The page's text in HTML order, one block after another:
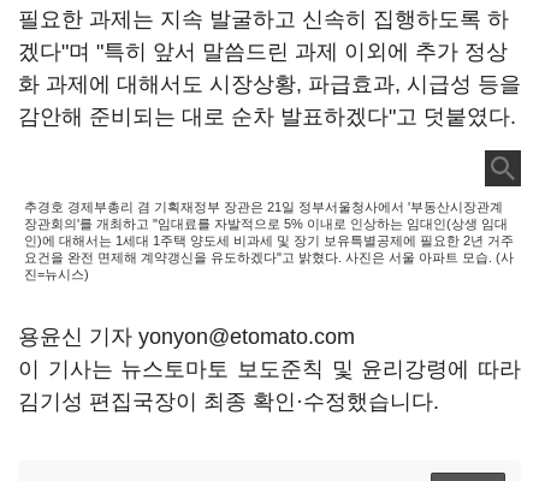
필요한 과제는 지속 발굴하고 신속히 집행하도록 하
겠다"며 "특히 앞서 말씀드린 과제 이외에 추가 정상
화 과제에 대해서도 시장상황, 파급효과, 시급성 등을
감안해 준비되는 대로 순차 발표하겠다"고 덧붙였다.
추경호 경제부총리 겸 기획재정부 장관은 21일 정부서울청사에서 '부동산시장관계
장관회의'를 개최하고 "임대료를 자발적으로 5% 이내로 인상하는 임대인(상생 임대
인)에 대해서는 1세대 1주택 양도세 비과세 및 장기 보유특별공제에 필요한 2년 거주
요건을 완전 면제해 계약갱신을 유도하겠다"고 밝혔다. 사진은 서울 아파트 모습. (사
진=뉴시스)
용윤신 기자 yonyon@etomato.com
이 기사는 뉴스토마토 보도준칙 및 윤리강령에 따라
김기성 편집국장이 최종 확인·수정했습니다.